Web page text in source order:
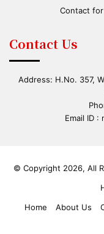
Contact
Contact Us
Address: H.No. 357,
Email ID :
© Copyright 2026, All
Home
About Us